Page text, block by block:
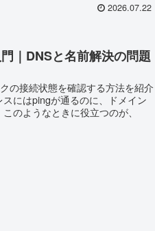
2026.07.22
｜DNSと名前解決の問題
の接続状態を確認する方法を紹介
にはpingが通るのに、ドメイン
のようなときに役立つのが、